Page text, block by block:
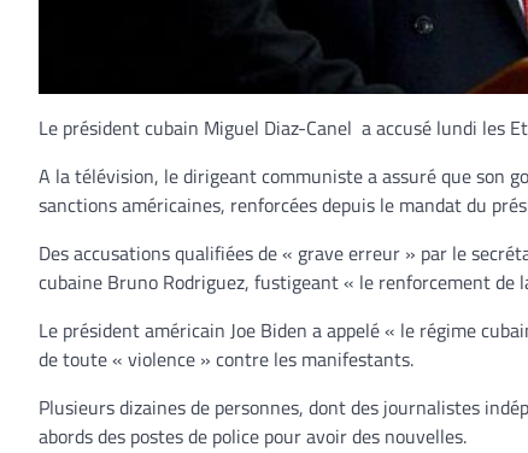
Le président cubain Miguel Diaz-Canel a accusé lundi les
A la télévision, le dirigeant communiste a assuré que son
sanctions américaines, renforcées depuis le mandat du
Des accusations qualifiées de « grave erreur » par le
cubaine Bruno Rodriguez, fustigeant « le renforcement de
Le président américain Joe Biden a appelé « le régime
de toute « violence » contre les manifestants.
Plusieurs dizaines de personnes, dont des journalistes
abords des postes de police pour avoir des nouvelles.